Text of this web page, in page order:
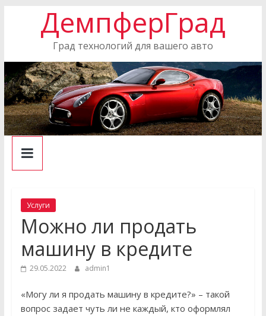
ДемпферГрад
Град технологий для вашего авто
Услуги
Можно ли продать
машину в кредите
29.05.2022 admin1
«Могу ли я продать машину в кредите?» – такой
вопрос задает чуть ли не каждый, кто оформлял